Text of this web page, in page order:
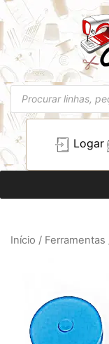
Pesquisar
produtos
Logar
Início / Ferramentas